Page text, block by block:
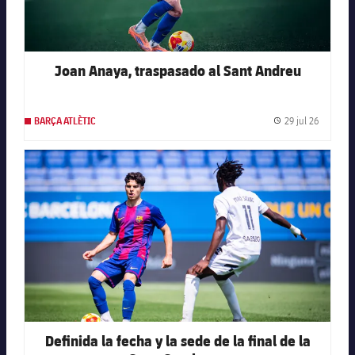
Joan Anaya, traspasado al Sant Andreu
BARÇA ATLÈTIC Fecha
29 jul 26
FC Barcelona club badge
Definida la fecha y la sede de la final de la